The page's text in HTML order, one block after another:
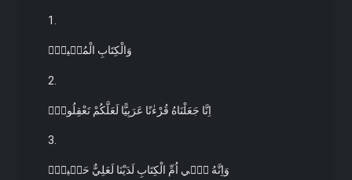
1.
وَالْكِتَابِ الْمُب۪ينِۙ
2.
اِنَّا جَعَلْنَاهُ قُرْءٰنًا عَرَبِيًّا لَعَلَّكُمْ تَعْقِلُونَۚ
3.
وَاِنَّهُ ف۪ٓي اُمِّ الْكِتَابِ لَدَيْنَا لَعَلِيٌّ حَك۪يمٌۜ